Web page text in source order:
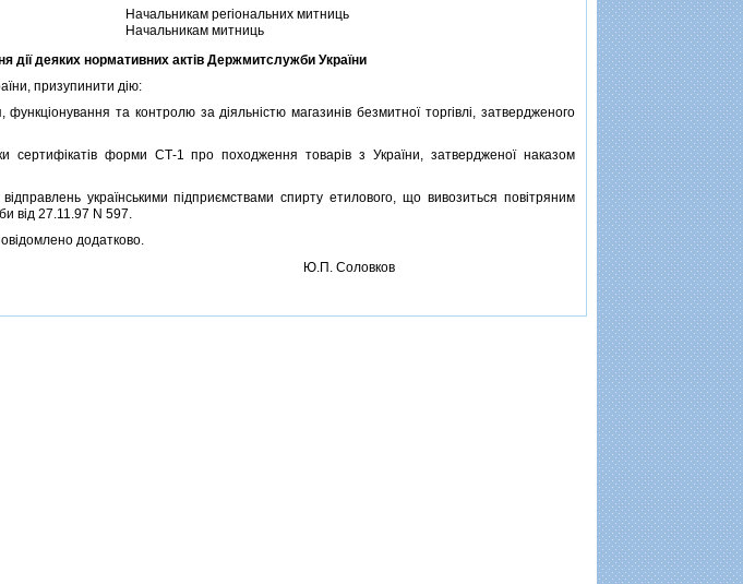
Начальникам регiональних митниць
Начальникам митниць
дiї деяких нормативних актiв Держмитслужби України
призупинити дiю:
та контролю за дiяльнiстю магазинiв безмитної торгiвлi, затвердженого
форми СТ-1 про походження товарiв з України, затвердженої наказом
українськими пiдприємствами спирту етилового, що вивозиться повiтряним
вiд 27.11.97 N 597.
додатково.
Ю.П. Соловков